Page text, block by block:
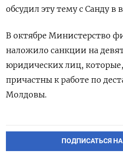
обсудил эту тему с Санду в
В октябре Министерство
наложило санкции на
юридических лиц,
причастны к работе по
Молдовы.
ПОДПИСАТЬСЯ